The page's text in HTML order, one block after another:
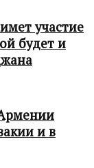
участие
будет и
и в